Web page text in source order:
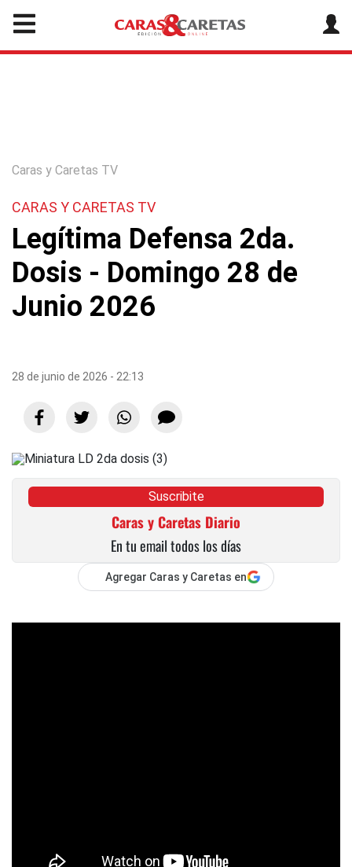
Caras y Caretas TV
CARAS Y CARETAS TV
Legítima Defensa 2da.
Dosis - Domingo 28 de
Junio 2026
28 de junio de 2026 - 22:13
Suscribite
Caras y Caretas Diario
En tu email todos los días
Agregar Caras y Caretas en